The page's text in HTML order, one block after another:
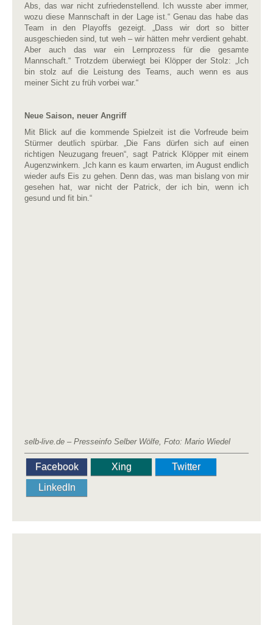
Abs, das war nicht zufriedenstellend. Ich wusste aber immer,
wozu diese Mannschaft in der Lage ist.“ Genau das habe das
Team in den Playoffs gezeigt. „Dass wir dort so bitter
ausgeschieden sind, tut weh – wir hätten mehr verdient gehabt.
Aber auch das war ein Lernprozess für die gesamte
Mannschaft.“ Trotzdem überwiegt bei Klöpper der Stolz: „Ich
bin stolz auf die Leistung des Teams, auch wenn es aus
meiner Sicht zu früh vorbei war.“
Neue Saison, neuer Angriff
Mit Blick auf die kommende Spielzeit ist die Vorfreude beim
Stürmer deutlich spürbar. „Die Fans dürfen sich auf einen
richtigen Neuzugang freuen“, sagt Patrick Klöpper mit einem
Augenzwinkern. „Ich kann es kaum erwarten, im August endlich
wieder aufs Eis zu gehen. Denn das, was man bislang von mir
gesehen hat, war nicht der Patrick, der ich bin, wenn ich
gesund und fit bin.“
selb-live.de – Presseinfo Selber Wölfe, Foto: Mario Wiedel
Facebook Xing
Twitter
LinkedIn